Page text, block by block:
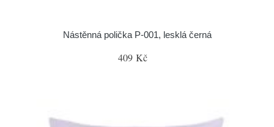
Nástěnná polička P-001, lesklá černá
409 Kč